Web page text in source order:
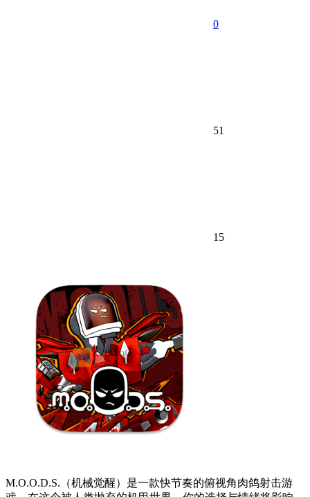
0
51
15
M.O.O.D.S.（机械觉醒）是一款快节奏的俯视角肉鸽射击游